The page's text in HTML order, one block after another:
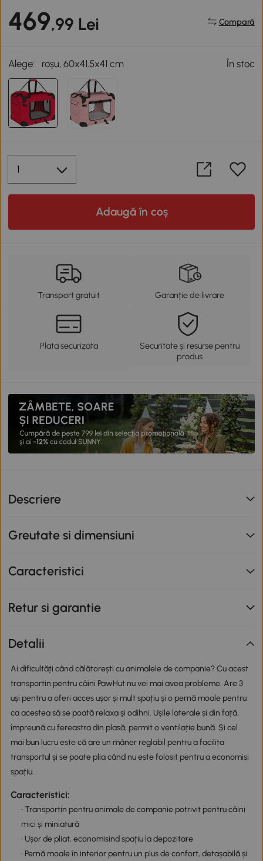
469,99 Lei Compară
Alege: roșu, 60x41.5x41 cm În stoc
Adaugă în coș
Transport gratuit Garanție de livrare
Plata securizata
Securitate și resurse pentru
produs
Descriere
Greutate si dimensiuni
Caracteristici
Retur si garantie
Detalii
Ai dificultăți când călătorești cu animalele de companie? Cu acest
transportin pentru câini PawHut nu vei mai avea probleme. Are 3
uși pentru a oferi acces ușor și mult spațiu și o pernă moale pentru
ca acestea să se poată relaxa și odihni. Ușile laterale și din față,
împreună cu fereastra din plasă, permit o ventilație bună. Și cel
mai bun lucru este că are un mâner reglabil pentru a facilita
transportul și se poate plia când nu este folosit pentru a economisi
spațiu.
Caracteristici:
• Transportin pentru animale de companie potrivit pentru câini
mici și miniatură
• Ușor de pliat, economisind spațiu la depozitare
• Pernă moale în interior pentru un plus de confort, detașabilă și